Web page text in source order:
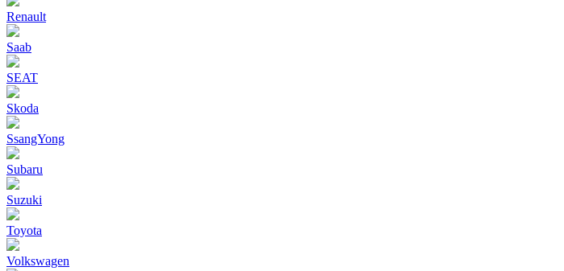
Renault
Saab
SEAT
Skoda
SsangYong
Subaru
Suzuki
Toyota
Volkswagen